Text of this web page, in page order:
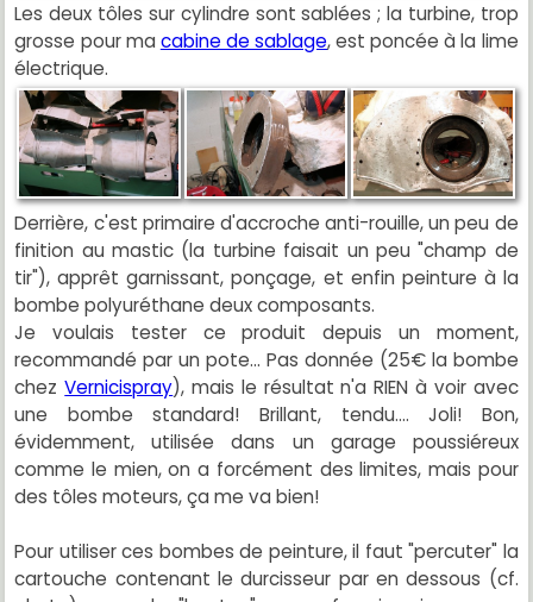
Les deux tôles sur cylindre sont sablées ; la turbine, trop
grosse pour ma cabine de sablage, est poncée à la lime
électrique.
Derrière, c'est primaire d'accroche anti-rouille, un peu de
finition au mastic (la turbine faisait un peu "champ de
tir"), apprêt garnissant, ponçage, et enfin peinture à la
bombe polyuréthane deux composants.
Je voulais tester ce produit depuis un moment,
recommandé par un pote... Pas donnée (25€ la bombe
chezVernicispray), mais le résultat n'a RIEN à voir avec
une bombe standard! Brillant, tendu.... Joli! Bon,
évidemment, utilisée dans un garage poussiéreux
comme le mien, on a forcément des limites, mais pour
des tôles moteurs, ça me va bien!
Pour utiliser ces bombes de peinture, il faut "percuter" la
cartouche contenant le durcisseur par en dessous (cf.